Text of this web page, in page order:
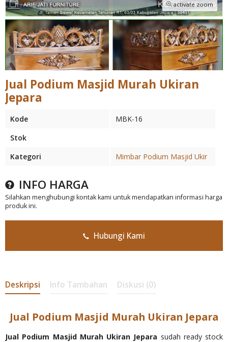
activate zoom
Jual Podium Masjid Murah Ukiran
Jepara
Kode
MBK-16
Stok
Kategori
Mimbar Podium Masjid Ukir
INFO HARGA
Silahkan menghubungi kontak kami untuk mendapatkan informasi harga
produk ini.
Hubungi Kami
Deskripsi Info Tambahan Diskusi (0)
Jual Podium Masjid Murah Ukiran Jepara
Jual Podium Masjid Murah Ukiran Jepara sudah ready stock